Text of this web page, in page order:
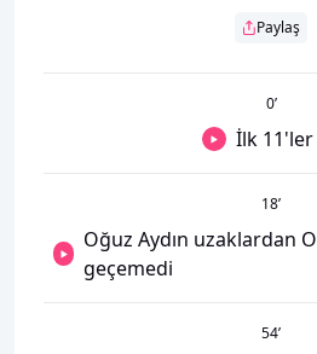
Paylaş
0’
İlk 11'ler
18’
Oğuz Aydın uzaklardan
geçemedi
54’